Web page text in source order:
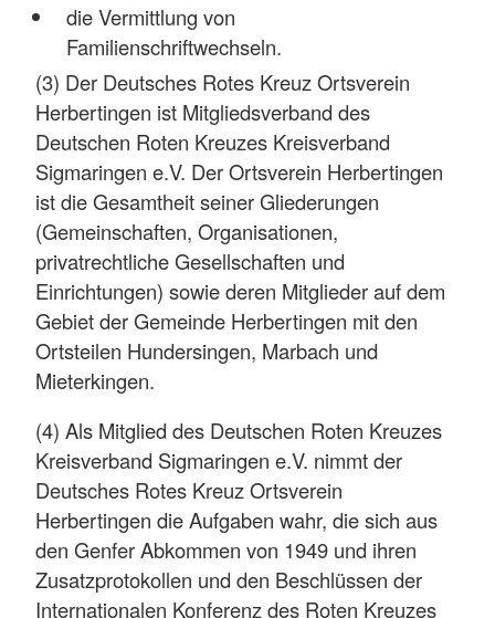
die Vermittlung von
Familienschriftwechseln.
(3) Der Deutsches Rotes Kreuz Ortsverein
Herbertingen ist Mitgliedsverband des
Deutschen Roten Kreuzes Kreisverband
Sigmaringen e.V. Der Ortsverein Herbertingen
ist die Gesamtheit seiner Gliederungen
(Gemeinschaften, Organisationen,
privatrechtliche Gesellschaften und
Einrichtungen) sowie deren Mitglieder auf dem
Gebiet der Gemeinde Herbertingen mit den
Ortsteilen Hundersingen, Marbach und
Mieterkingen.
(4) Als Mitglied des Deutschen Roten Kreuzes
Kreisverband Sigmaringen e.V. nimmt der
Deutsches Rotes Kreuz Ortsverein
Herbertingen die Aufgaben wahr, die sich aus
den Genfer Abkommen von 1949 und ihren
Zusatzprotokollen und den Beschlüssen der
Internationalen Konferenz des Roten Kreuzes